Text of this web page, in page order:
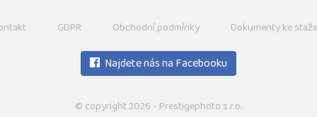
GDPR Obchodní podmínky Dokumenty ke
Najdete nás na Facebooku
© copyright 2026 - Prestigephoto s.r.o.